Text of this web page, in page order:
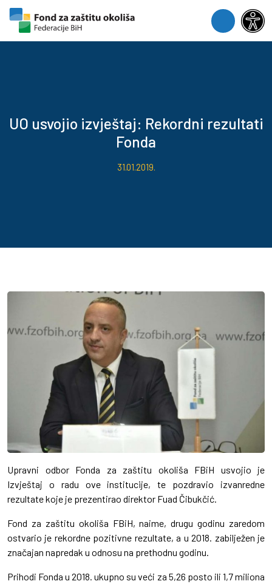
Skip to content
Skip to footer
Menu
UO usvojio izvještaj: Rekordni rezultati
Fonda
31.01.2019.
Upravni odbor Fonda za zaštitu okoliša FBiH usvojio je
Izvještaj o radu ove institucije, te pozdravio izvanredne
rezultate koje je prezentirao direktor Fuad Čibukčić.
Fond za zaštitu okoliša FBiH, naime, drugu godinu zaredom
ostvario je rekordne pozitivne rezultate, a u 2018. zabilježen je
značajan napredak u odnosu na prethodnu godinu.
Prihodi Fonda u 2018. ukupno su veći za 5,26 posto ili 1,7 miliona